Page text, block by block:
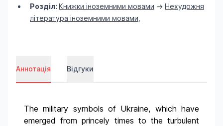
Розділ: Книжки іноземними мовами -> Нехудожня
література іноземними мовами
Аннотація Відгуки
The military symbols of Ukraine, which have
emerged from princely times to the turbulent